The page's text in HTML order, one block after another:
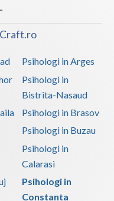
Psihologi in Arges
Psihologi in
Bistrita-Nasaud
Psihologi in Brasov
Psihologi in Buzau
Psihologi in
Calarasi
Psihologi in
Constanta